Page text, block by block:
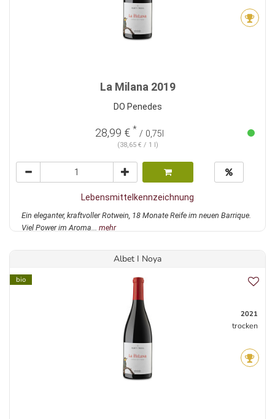
La Milana 2019
DO Penedes
28,99 € * / 0,75l
(38,65 € / 1 l)
Lebensmittelkennzeichnung
Ein eleganter, kraftvoller Rotwein, 18 Monate Reife im neuen Barrique.
Viel Power im Aroma... mehr
Albet I Noya
bio
2021
trocken